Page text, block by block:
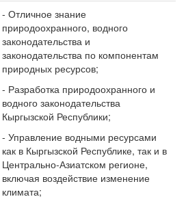
- Отличное знание
природоохранного, водного
законодательства и
законодательства по компонентам
природных ресурсов;
- Разработка природоохранного и
водного законодательства
Кыргызской Республики;
- Управление водными ресурсами
как в Кыргызской Республике, так и в
Центрально-Азиатском регионе,
включая воздействие изменение
климата;